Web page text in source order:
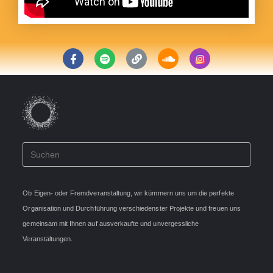
Ob Eigen- oder Fremdveranstaltung, wir kümmern uns um die perfekte
Organisation und Durchführung verschiedenster Projekte und freuen uns
gemeinsam mit Ihnen auf ausverkaufte und unvergessliche
Veranstaltungen.